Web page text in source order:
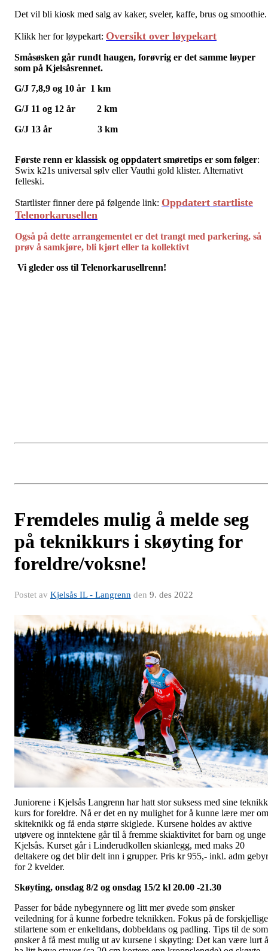
Det vil bli kiosk med salg av kaker, sveler, kaffe, brus og smoothie.
Klikk her for løypekart: Oversikt over løypekart
Småsøsken går rundt haugen, forøvrig er det samme løyper
som på Kjelsåsrennet.
G/J 7,8,9 og 10 år 1 km
G/J 11 og 12 år 2 km
G/J 13 år 3 km
Første renn er klassisk og oppdatert smøretips er som følger:
Swix k21s universal sølv eller Vauthi gold klister. Alternativt
felleski.
Startlister finner dere på følgende link: Oppdatert startliste
Telenorkarusellen
Også på dette arrangementet er det trangt med parkering, så
prøv å samkjøre, bli kjørt eller ta kollektivt
Vi gleder oss til Telenorkarusellrenn!
Fremdeles mulig å melde seg
på teknikkurs i skøyting for
foreldre/voksne!
Postet av Kjelsås IL - Langrenn den 9. des 2022
Juniorene i Kjelsås Langrenn har hatt stor suksess med sine
kurs for foreldre. Nå er det en ny mulighet for å kunne lære mer om
skiteknikk og få enda større skiglede. Kursene holdes av aktive
utøvere og inntektene går til å fremme skiaktivitet for barn og unge
Kjelsås. Kurset går i Linderudkollen skianlegg, med maks 20
deltakere og det blir delt inn i grupper. Pris kr 955,- inkl. adm gebyr
for 2 kvelder.
Skøyting, onsdag 8/2 og onsdag 15/2 kl 20.00 -21.30
Passer for både nybegynnere og litt mer øvede som ønsker
veiledning for å kunne forbedre teknikken. Fokus på de forskjellige
stilartene som er enkeltdans, dobbeldans og padling. Tips til de som
ønsker å få mest mulig ut av kursene i skøyting: Det kan være lurt å